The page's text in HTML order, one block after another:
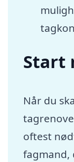
Start
Når du
oftest
fagmand,